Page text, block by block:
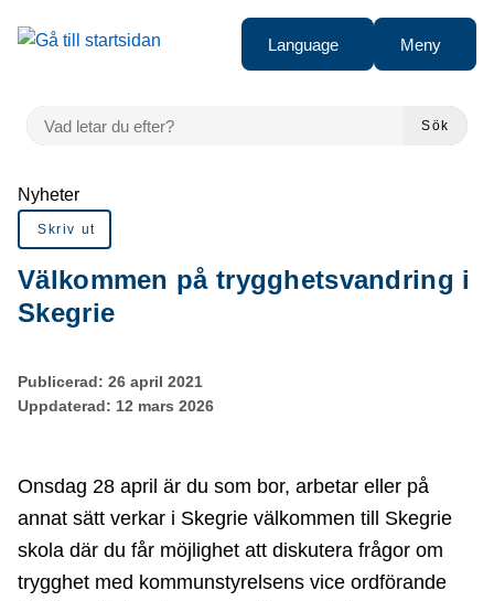
Gå till innehåll
Language Meny
VAD LETAR DU EFTER?
Sök
Du är här:
Nyheter
Skriv ut
Välkommen på trygghetsvandring i
Skegrie
Publicerad: 26 april 2021
Uppdaterad: 12 mars 2026
Onsdag 28 april är du som bor, arbetar eller på
annat sätt verkar i Skegrie välkommen till Skegrie
skola där du får möjlighet att diskutera frågor om
trygghet med kommunstyrelsens vice ordförande